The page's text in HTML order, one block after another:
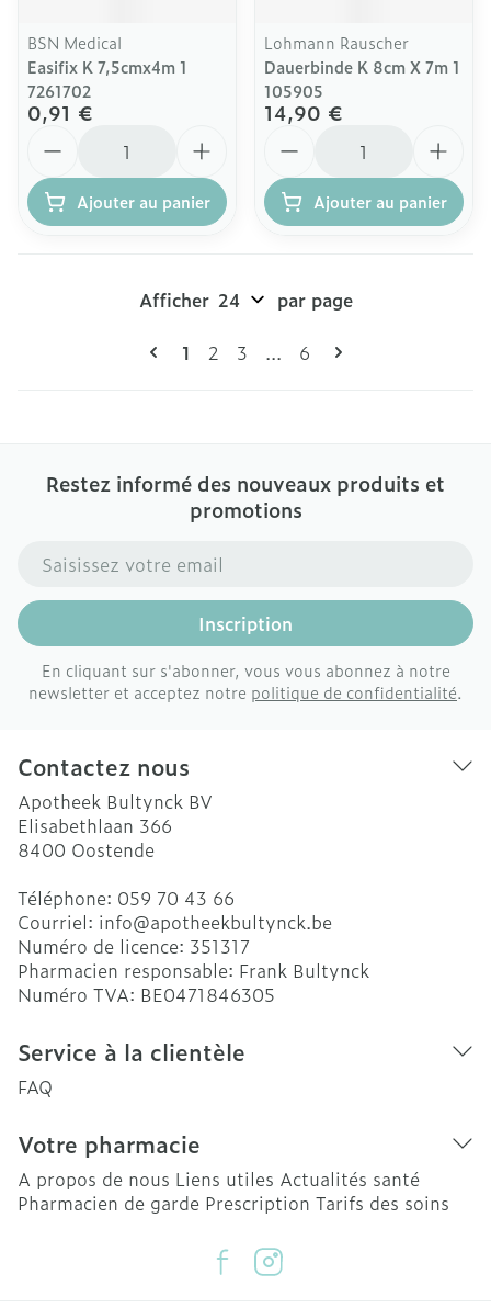
BSN Medical
Easifix K 7,5cmx4m 1
7261702
0,91 €
Ajouter au panier
Lohmann Rauscher
Dauerbinde K 8cm X 7m 1
105905
14,90 €
Ajouter au panier
Pages
Vous lisez actuellement la page
1 Page
2 Page
3 ... Page
6
Afficher par page
Restez informé des nouveaux produits et
promotions
Adresse mail
Inscription
En cliquant sur s'abonner, vous vous abonnez à notre
newsletter et acceptez notre politique de confidentialité.
Contactez nous
Apotheek Bultynck BV
Elisabethlaan 366
8400 Oostende
Téléphone: 059 70 43 66
Courriel: info@apotheekbultynck.be
Numéro de licence: 351317
Pharmacien responsable: Frank Bultynck
Numéro TVA: BE0471846305
Service à la clientèle
FAQ
Votre pharmacie
A propos de nous Liens utiles Actualités santé
Pharmacien de garde Prescription Tarifs des soins